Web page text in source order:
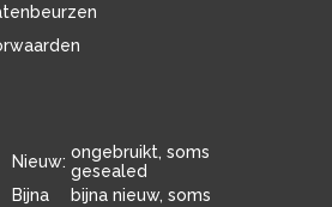
Nieuw: ongebruikt, soms
gesealed
Bijna
bijna nieuw, soms